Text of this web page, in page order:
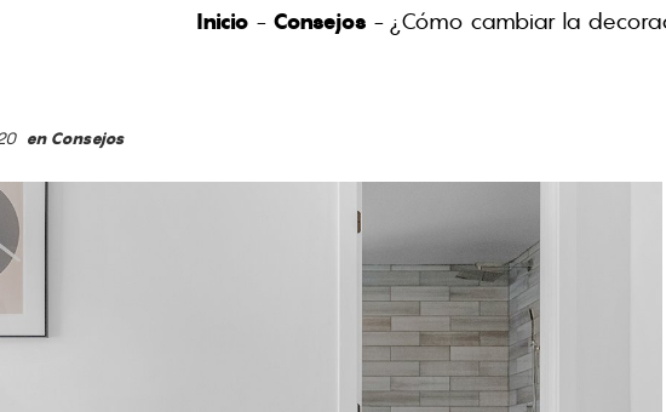
Inicio - Consejos - ¿Cómo cambiar la
en Consejos